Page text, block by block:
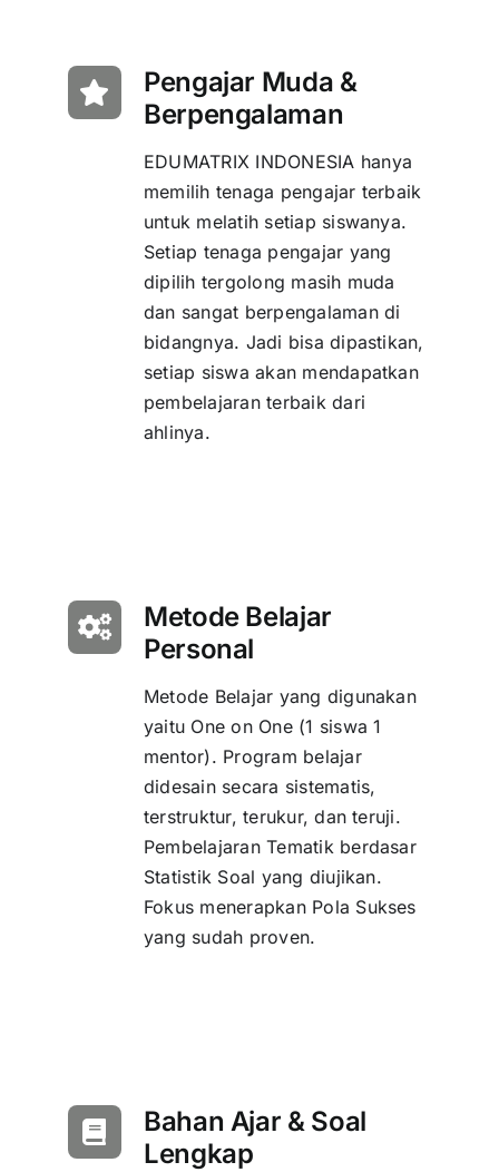
Pengajar Muda &
Berpengalaman
EDUMATRIX INDONESIA hanya
memilih tenaga pengajar terbaik
untuk melatih setiap siswanya.
Setiap tenaga pengajar yang
dipilih tergolong masih muda
dan sangat berpengalaman di
bidangnya. Jadi bisa dipastikan,
setiap siswa akan mendapatkan
pembelajaran terbaik dari
ahlinya.
Metode Belajar
Personal
Metode Belajar yang digunakan
yaitu One on One (1 siswa 1
mentor). Program belajar
didesain secara sistematis,
terstruktur, terukur, dan teruji.
Pembelajaran Tematik berdasar
Statistik Soal yang diujikan.
Fokus menerapkan Pola Sukses
yang sudah proven.
Bahan Ajar & Soal
Lengkap